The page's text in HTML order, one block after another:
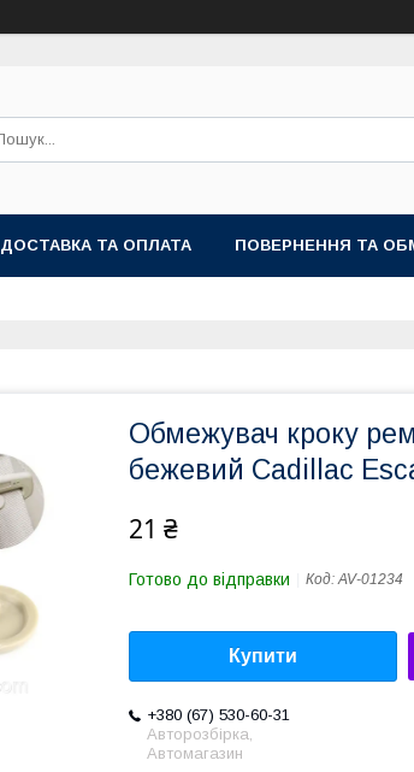
ДОСТАВКА ТА ОПЛАТА ПОВЕРНЕННЯ ТА
Обмежувач кроку
бежевий Cadillac
21 ₴
Готово до відправки Код:AV-01234
Купити
+380 (67) 530-60-31
Авторозбірка,
Автомагазин